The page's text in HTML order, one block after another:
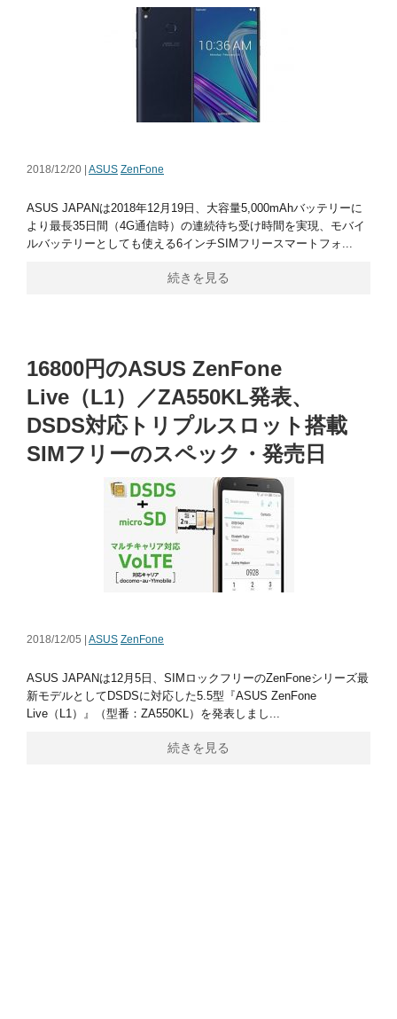
2018/12/20 | ASUS ZenFone
ASUS JAPANは2018年12月19日、大容量5,000mAhバッテリーに
より最長35日間（4G通信時）の連続待ち受け時間を実現、モバイ
ルバッテリーとしても使える6インチSIMフリースマートフォ...
続きを見る
16800円のASUS ZenFone
Live（L1）／ZA550KL発表、
DSDS対応トリプルスロット搭載
SIMフリーのスペック・発売日
2018/12/05 | ASUS ZenFone
ASUS JAPANは12月5日、SIMロックフリーのZenFoneシリーズ最
新モデルとしてDSDSに対応した5.5型『ASUS ZenFone
Live（L1）』（型番：ZA550KL）を発表しまし...
続きを見る